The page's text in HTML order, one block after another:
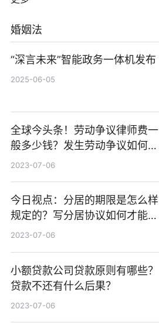
婚姻法
“深言未来”智能政务一体机发布
2025-06-05
全球今头条！劳动争议律师费一
般多少钱？发生劳动争议如何算
工资？
2023-07-06
今日视点：分居的期限是怎么样
规定的？写分居协议如何才能有
效？
2023-07-06
小额贷款公司贷款原则有哪些？
贷款不还有什么后果？
2023-07-06